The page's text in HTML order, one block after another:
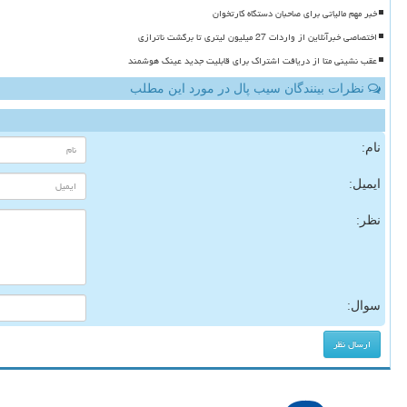
خبر مهم مالیاتی برای صاحبان دستگاه کارتخوان
اختصاصی خبرآنلاین از واردات 27 میلیون لیتری تا برگشت ناترازی
عقب نشینی متا از دریافت اشتراک برای قابلیت جدید عینک هوشمند
نظرات بینندگان سیب پال در مورد این مطلب
نام:
ایمیل:
نظر:
سوال: